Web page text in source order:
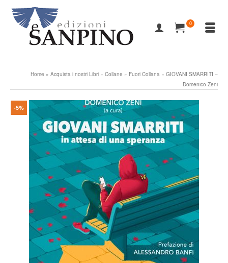
0
Home » Acquista i nostri Libri » Collane » Fuori Collana » GIOVANI SMARRITI –
Domenico Zeni
-5%